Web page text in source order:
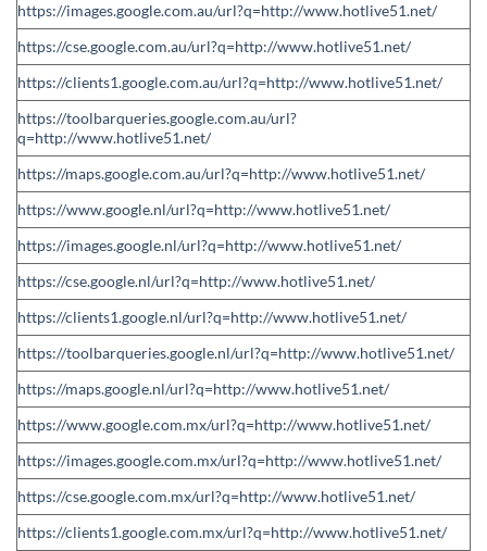
https://images.google.com.au/url?q=http://www.hotlive51.net/
https://cse.google.com.au/url?q=http://www.hotlive51.net/
https://clients1.google.com.au/url?q=http://www.hotlive51.net/
https://toolbarqueries.google.com.au/url?
q=http://www.hotlive51.net/
https://maps.google.com.au/url?q=http://www.hotlive51.net/
https://www.google.nl/url?q=http://www.hotlive51.net/
https://images.google.nl/url?q=http://www.hotlive51.net/
https://cse.google.nl/url?q=http://www.hotlive51.net/
https://clients1.google.nl/url?q=http://www.hotlive51.net/
https://toolbarqueries.google.nl/url?q=http://www.hotlive51.net/
https://maps.google.nl/url?q=http://www.hotlive51.net/
https://www.google.com.mx/url?q=http://www.hotlive51.net/
https://images.google.com.mx/url?q=http://www.hotlive51.net/
https://cse.google.com.mx/url?q=http://www.hotlive51.net/
https://clients1.google.com.mx/url?q=http://www.hotlive51.net/